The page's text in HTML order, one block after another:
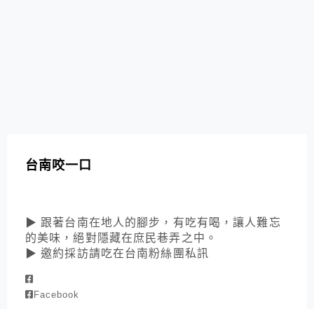
台南咬一口
▶ 跟著台南在地人的腳步，有吃有喝，讓人難忘
的美味，絕對隱藏在庶民巷弄之中。
▶ 邀約採訪請吃在台南粉絲團私訊
Facebook